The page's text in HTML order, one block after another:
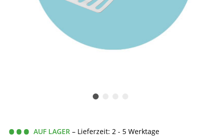
AUF LAGER – Lieferzeit: 2 - 5 Werktage